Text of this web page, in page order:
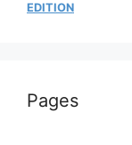
EDITION
Pages